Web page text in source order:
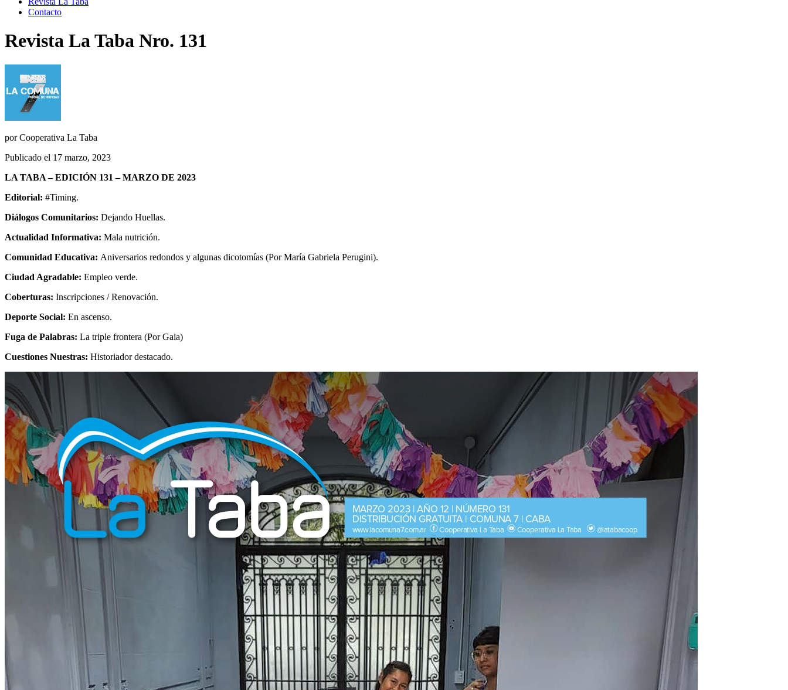
Contacto
Revista La Taba Nro. 131
porCooperativa La Taba
Publicado el 17 marzo, 2023
LA TABA – EDICIÓN 131 – MARZO DE 2023
Editorial: #Timing.
Diálogos Comunitarios: Dejando Huellas.
Actualidad Informativa: Mala nutrición.
Comunidad Educativa: Aniversarios redondos y algunas dicotomías (Por María Gabriela Perugini).
Ciudad Agradable: Empleo verde.
Coberturas: Inscripciones / Renovación.
Deporte Social: En ascenso.
Fuga de Palabras: La triple frontera (Por Gaia)
Cuestiones Nuestras: Historiador destacado.